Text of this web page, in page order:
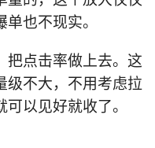
也不现实。
把点击率做上去。这
级不大，不用考虑拉
以见好就收了。